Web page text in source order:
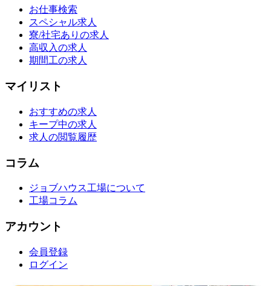
お仕事検索
スペシャル求人
寮/社宅ありの求人
高収入の求人
期間工の求人
マイリスト
おすすめの求人
キープ中の求人
求人の閲覧履歴
コラム
ジョブハウス工場について
工場コラム
アカウント
会員登録
ログイン